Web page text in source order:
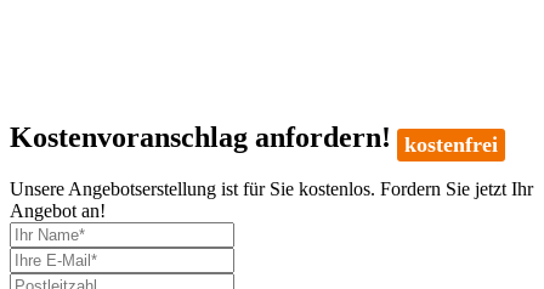
Kostenvoranschlag anfordern! kostenfrei
Unsere Angebotserstellung ist für Sie kostenlos. Fordern Sie jetzt Ihr
Angebot an!